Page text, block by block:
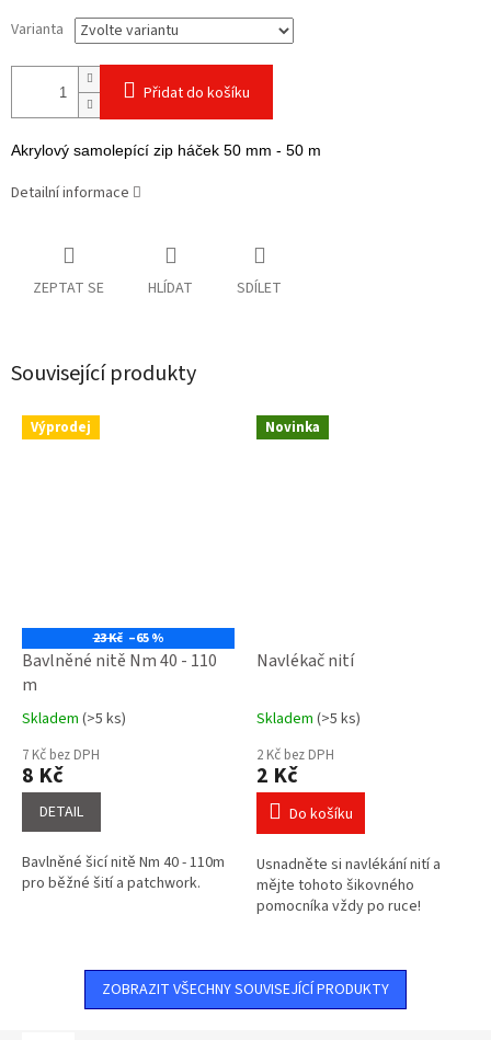
Varianta
Přidat do košíku
Akrylový samolepící zip háček 50 mm - 50 m
Detailní informace
ZEPTAT SE HLÍDAT SDÍLET
Související produkty
Výprodej
23 Kč –65 %
Bavlněné nitě Nm 40 - 110
m
Průměrné
hodnocení
produktu
je
5,0
hvězdiček.
Skladem (>5 ks)
7 Kč bez DPH
8 Kč
DETAIL
Bavlněné šicí nitě Nm 40 - 110m
pro běžné šití a patchwork.
Novinka
Navlékač nití
Průměrné
hodnocení
produktu
je
4,3
hvězdiček.
Skladem (>5 ks)
2 Kč bez DPH
2 Kč
Do košíku
Usnadněte si navlékání nití a
mějte tohoto šikovného
pomocníka vždy po ruce!
ZOBRAZIT VŠECHNY SOUVISEJÍCÍ PRODUKTY